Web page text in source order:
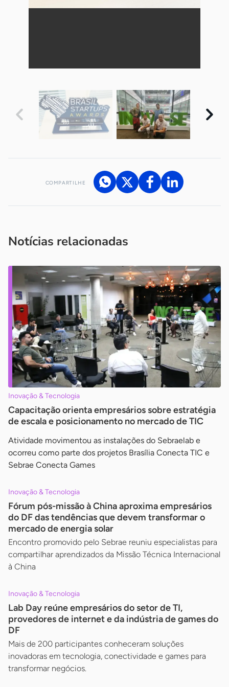
COMPARTILHE
Notícias relacionadas
Inovação & Tecnologia
Capacitação orienta empresários sobre estratégia
de escala e posicionamento no mercado de TIC
Atividade movimentou as instalações do Sebraelab e
ocorreu como parte dos projetos Brasília Conecta TIC e
Sebrae Conecta Games
Inovação & Tecnologia
Fórum pós-missão à China aproxima empresários
do DF das tendências que devem transformar o
mercado de energia solar
Encontro promovido pelo Sebrae reuniu especialistas para
compartilhar aprendizados da Missão Técnica Internacional
à China
Inovação & Tecnologia
Lab Day reúne empresários do setor de TI,
provedores de internet e da indústria de games do
DF
Mais de 200 participantes conheceram soluções
inovadoras em tecnologia, conectividade e games para
transformar negócios.